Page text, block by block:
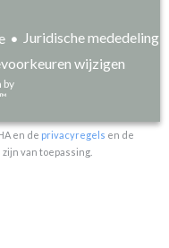
Juridische mededeling
wijzigen
by
en de privacyregels en de
zijn van toepassing.